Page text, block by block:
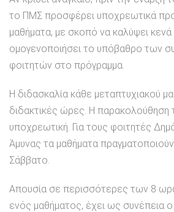
το ΠΜΣ προσφέρει υποχρεωτικά
μαθήματα, με σκοπό να καλύψει κενά
ομογενοποιήσει το υπόβαθρο των
φοιτητών στο πρόγραμμα.
Η διδασκαλία κάθε μεταπτυχιακού
διδακτικές ώρες. Η παρακολούθηση
υποχρεωτική. Για τους φοιτητές
Άμυνας τα μαθήματα
Σάββατο.
Απουσία σε περισσότερες των 8
ενός μαθήματος, έχει ως συνέπεια ο